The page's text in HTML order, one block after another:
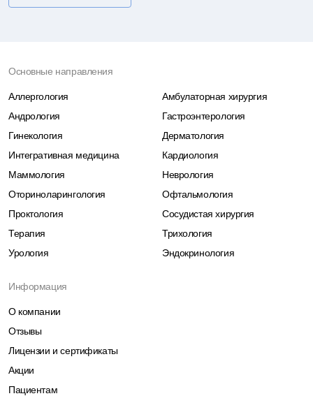
Основные направления
Аллергология
Амбулаторная хирургия
Андрология
Гастроэнтерология
Гинекология
Дерматология
Интегративная медицина
Кардиология
Маммология
Неврология
Оториноларингология
Офтальмология
Проктология
Сосудистая хирургия
Терапия
Трихология
Урология
Эндокринология
Информация
О компании
Отзывы
Лицензии и сертификаты
Акции
Пациентам